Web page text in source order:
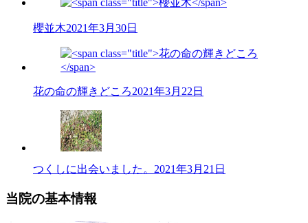
櫻並木2021年3月30日
花の命の輝きどころ2021年3月22日
つくしに出会いました。 2021年3月21日
当院の基本情報